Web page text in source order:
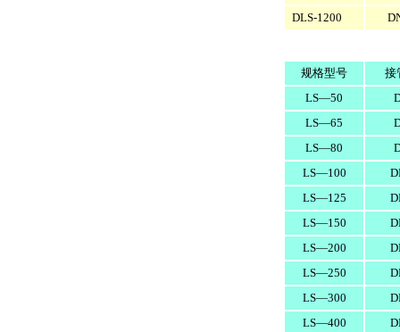
DLS-1200
规格型号
接
LS—50
LS—65
LS—80
LS—100
LS—125
LS—150
LS—200
LS—250
LS—300
LS—400